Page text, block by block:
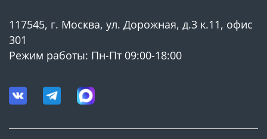
117545, г. Москва, ул. Дорожная, д.3 к.11, офис
301
Режим работы: Пн-Пт 09:00-18:00